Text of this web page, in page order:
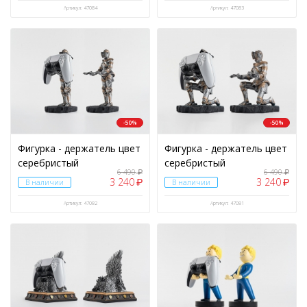
Аудио
(17)
Балаклава
(11)
(1)
Брелок
(35)
Варежки
(20)
Гаджеты/авто/вело товары
Держатель
Жилет тактический разгрузочный
Артикул: 47084 Артикул: 47083
-50%
Фигурка - держатель цвет
серебристый
В наличии
6 490₽
3 240₽
Артикул: 47082
-50%
Фигурка - держатель цвет
серебристый
В наличии
6 490₽
3 240₽
Артикул: 47081